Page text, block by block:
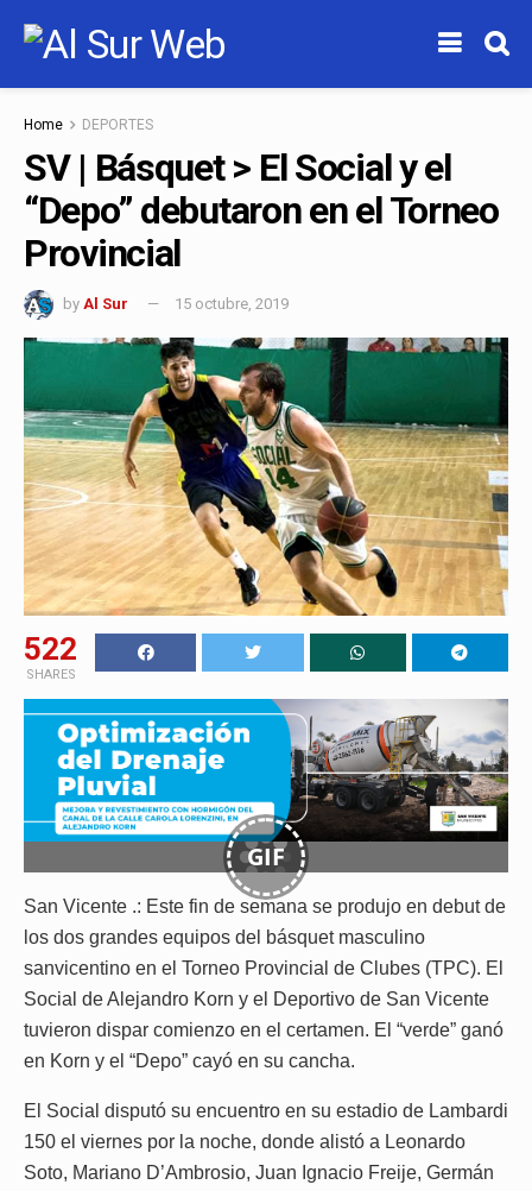
Home DEPORTES
SV | Básquet > El Social y el
“Depo” debutaron en el Torneo
Provincial
by Al Sur 15 octubre, 2019
522
SHARES
GIF
San Vicente .: Este fin de semana se produjo en debut de
los dos grandes equipos del básquet masculino
sanvicentino en el Torneo Provincial de Clubes (TPC). El
Social de Alejandro Korn y el Deportivo de San Vicente
tuvieron dispar comienzo en el certamen. El “verde” ganó
en Korn y el “Depo” cayó en su cancha.
El Social disputó su encuentro en su estadio de Lambardi
150 el viernes por la noche, donde alistó a Leonardo
Soto, Mariano D’Ambrosio, Juan Ignacio Freije, Germán